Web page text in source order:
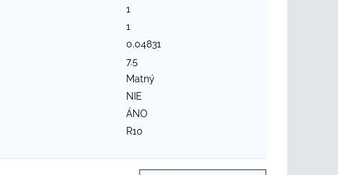
1
1
0.04831
7.5
Matný
NIE
ÁNO
R10